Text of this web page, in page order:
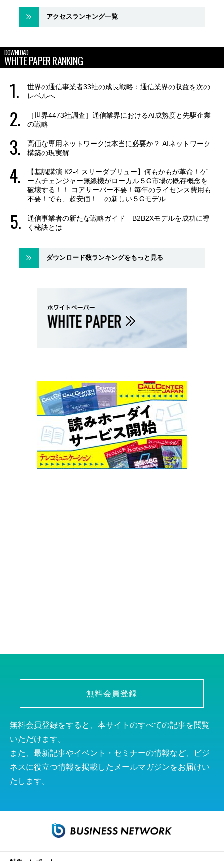
アクセスランキング一覧
DOWNLOAD
WHITE PAPER RANKING
世界の通信事業者33社の成長戦略：通信業界の収益を次の
レベルへ
［世界4473社調査］通信業界におけるAI成熟度と先駆企業
の戦略
高価な専用ネットワークは本当に必要か？ AIネットワーク
構築の現実解
【基調講演 K2-4 スリーダブリュー】何もかもが革命！ゲ
ームチェンジャー無線機がローカル５G市場の既存概念を
破壊する！！ コアサーバー不要！毎年のライセンス費用も
不要！でも、超安価！ の新しい５Gモデル
通信事業者の新たな戦略ガイド B2B2Xモデルを成功に導
く秘訣とは
ダウンロード数ランキングをもっと見る
無料会員登録
無料会員登録をすると、本サイトのすべての記事を閲覧
いただけます。
また、最新記事やイベント・セミナーの情報など、ビジ
ネスに役立つ情報を掲載したメールマガジンをお届けい
たします。